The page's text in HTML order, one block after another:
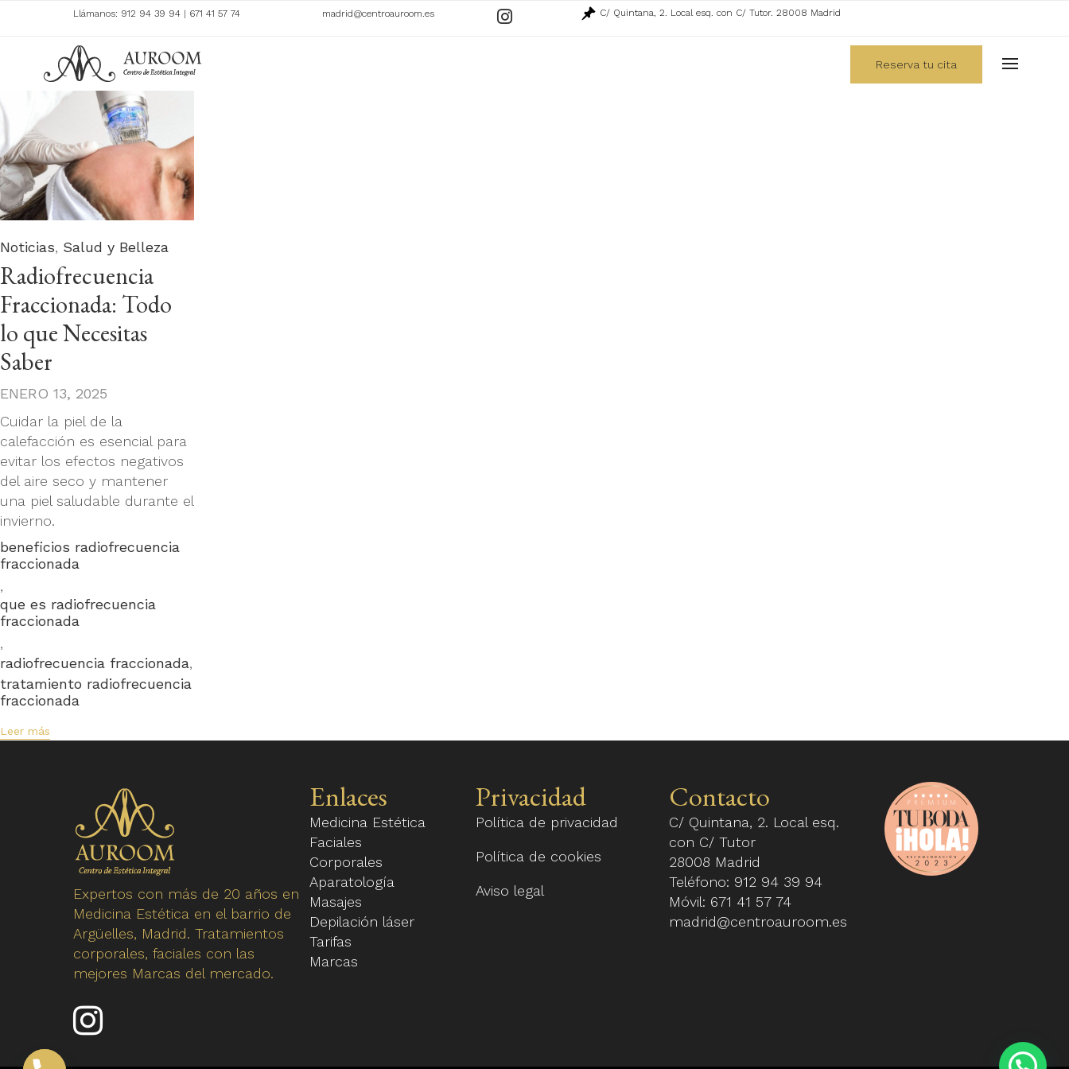
Llámanos: 912 94 39 94 | 671 41 57 74 madrid@centroauroom.es
Ir
C/ Quintana, 2. Local esq. con C/ Tutor. 28008 Madrid
Reserva tu cita
Category
Noticias, Salud y Belleza
Radiofrecuencia
Fraccionada: Todo
lo que Necesitas
Saber
ENERO 13, 2025
Cuidar la piel de la
calefacción es esencial para
evitar los efectos negativos
del aire seco y mantener
una piel saludable durante el
invierno.
Tags
beneficios radiofrecuencia
fraccionada
,
que es radiofrecuencia
fraccionada
,
radiofrecuencia fraccionada,
tratamiento radiofrecuencia
fraccionada
Leer más
Expertos con más de 20 años en
Medicina Estética en el barrio de
Argüelles, Madrid. Tratamientos
corporales, faciales con las
mejores Marcas del mercado.
Enlace
a
Enlaces
Medicina Estética
Faciales
Corporales
Aparatología
Masajes
Depilación láser
Tarifas
Marcas
Privacidad
Política de privacidad
Política de cookies
Aviso legal
Contacto
C/ Quintana, 2. Local esq.
con C/ Tutor
28008 Madrid
Teléfono: 912 94 39 94
Móvil: 671 41 57 74
madrid@centroauroom.es